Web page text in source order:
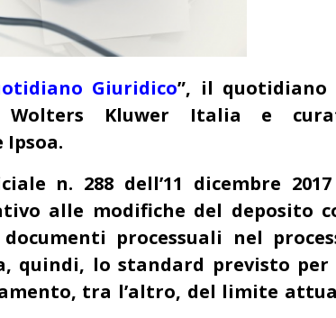
Giuridico”, il quotidiano
Wolters Kluwer Italia e
Ipsoa.
n. 288 dell’11 dicembre
alle modifiche del deposito
processuali nel
quindi, lo standard previsto per
tra l’altro, del limite